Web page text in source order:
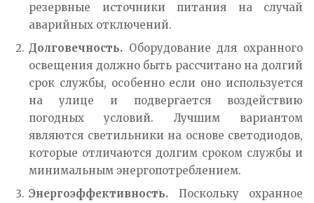
резервные источники питания на случай
аварийных отключений.
Долговечность. Оборудование для охранного
освещения должно быть рассчитано на долгий
срок службы, особенно если оно используется
на улице и подвергается воздействию
погодных условий. Лучшим вариантом
являются светильники на основе светодиодов,
которые отличаются долгим сроком службы и
минимальным энергопотреблением.
Энергоэффективность. Поскольку охранное